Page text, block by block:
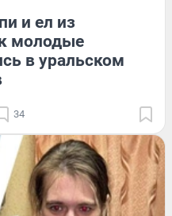
и ел из
молодые
в уральском
34